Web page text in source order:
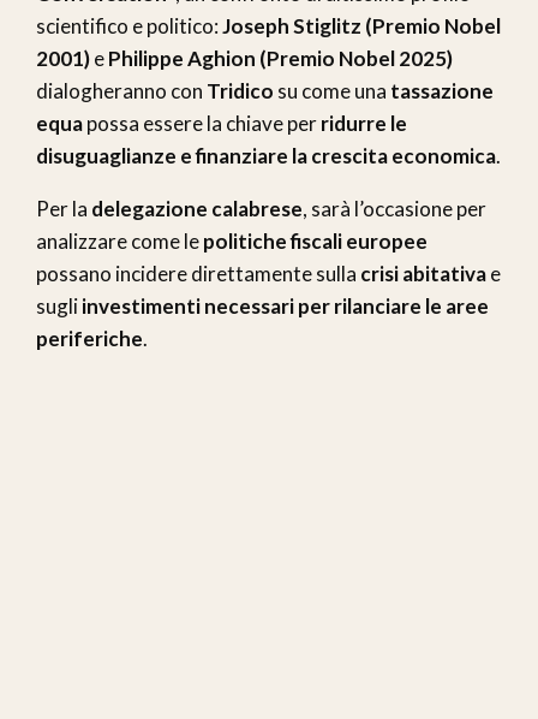
scientifico e politico:Joseph Stiglitz (Premio Nobel
2001)ePhilippe Aghion (Premio Nobel 2025)
dialogheranno con Tridico su come una tassazione
equapossa essere la chiave perridurre le
disuguaglianze e finanziare la crescita economica.
Per la delegazione calabrese, sarà l’occasione per
analizzare come lepolitiche fiscali europee
possano incidere direttamente sulla crisi abitativae
sugliinvestimenti necessari per rilanciare le aree
periferiche.